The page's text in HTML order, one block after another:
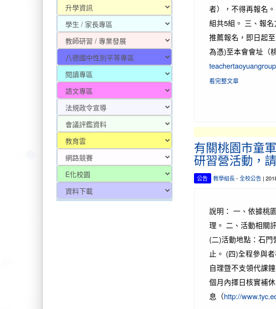
者），不得再報名
組共5組。 三、報
推薦報名，即日起
為憑)至本會會址（
看完整文章
有關桃園市童
研習營活動，
公告 教學組長- 全校公告|
說明： 一、依據桃
理。 二、活動相關
(二)活動地點：石
止。 (四)全程參與
自理暨不支領代課
個月內擇日核實補
息（http://